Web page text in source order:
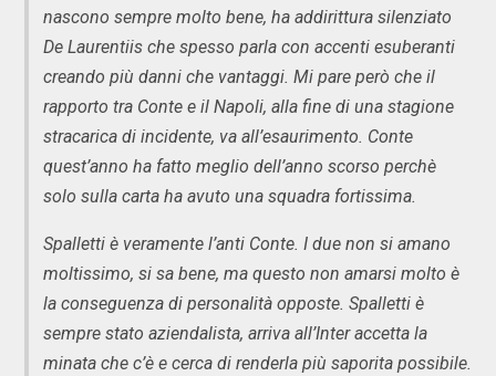
nascono sempre molto bene, ha addirittura silenziato
De Laurentiis che spesso parla con accenti esuberanti
creando più danni che vantaggi. Mi pare però che il
rapporto tra Conte e il Napoli, alla fine di una stagione
stracarica di incidente, va all’esaurimento. Conte
quest’anno ha fatto meglio dell’anno scorso perchè
solo sulla carta ha avuto una squadra fortissima.
Spalletti è veramente l’anti Conte. I due non si amano
moltissimo, si sa bene, ma questo non amarsi molto è
la conseguenza di personalità opposte. Spalletti è
sempre stato aziendalista, arriva all’Inter accetta la
minata che c’è e cerca di renderla più saporita possibile.